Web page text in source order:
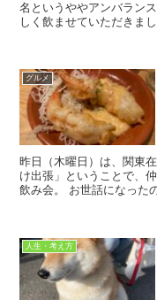
名というややアンバラン
しく飲ませていただきました。 その中で、会話の話題が
グルメ
昨日（木曜日）は、関東
け出張」ということで、
飲み会。 お世話になったのはこちら↓。 薪火食堂 カルーセル こち
人生・考え方